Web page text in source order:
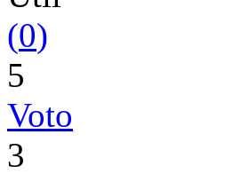
(0)
5
Voto
3